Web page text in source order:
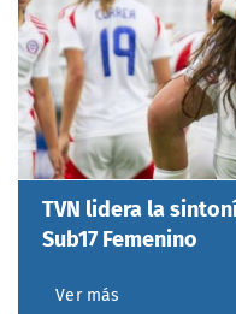
TVN lidera la
Sub17 Femenino
Ver más